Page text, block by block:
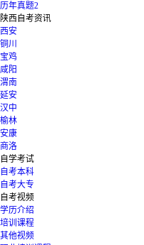
历年真题2
陕西自考资讯
西安
铜川
宝鸡
咸阳
渭南
延安
汉中
榆林
安康
商洛
自学考试
自考本科
自考大专
自考视频
学历介绍
培训课程
其他视频